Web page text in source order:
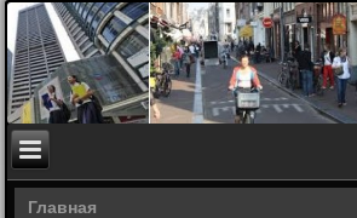
Главная